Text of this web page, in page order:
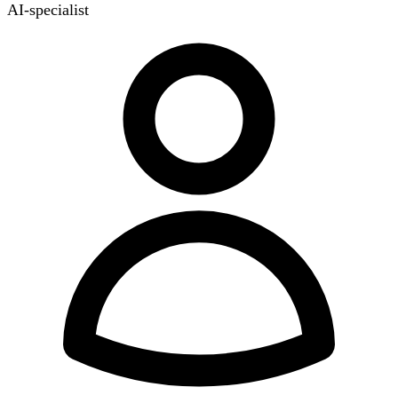
AI-specialist